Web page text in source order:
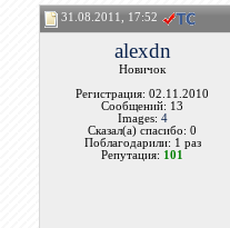
31.08.2011, 17:52
alexdn
Новичок
Регистрация: 02.11.2010
Сообщений: 13
Images: 4
Сказал(а) спасибо: 0
Поблагодарили: 1 раз
Репутация: 101